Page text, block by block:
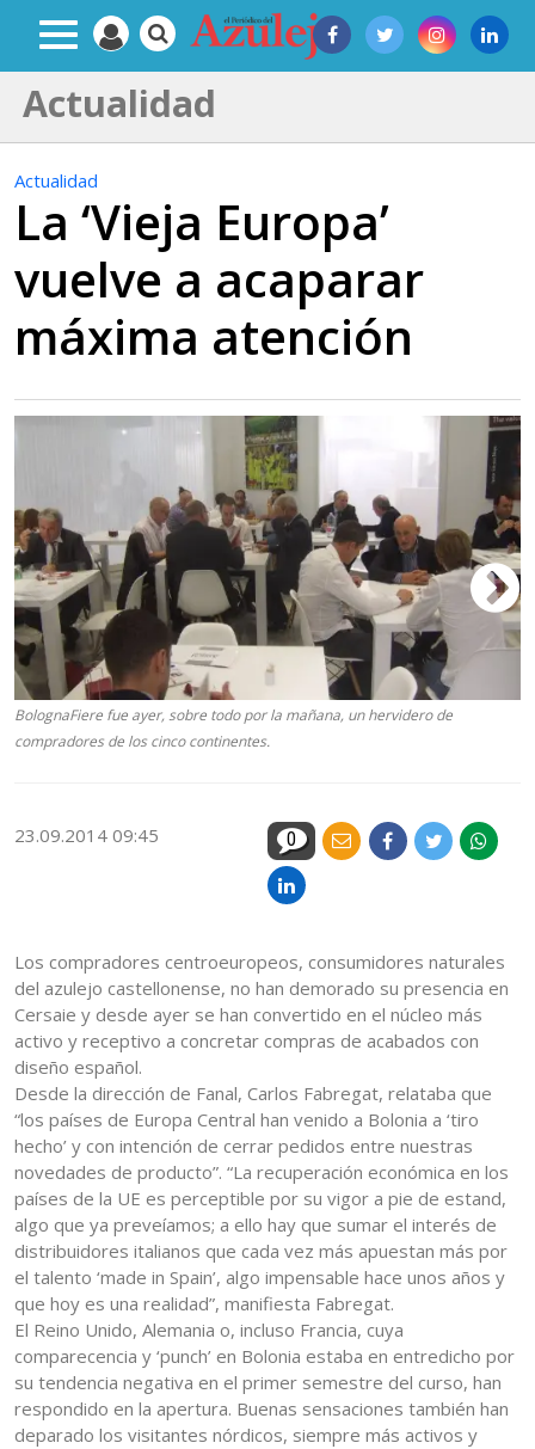
Actualidad
Actualidad
La ‘Vieja Europa’
vuelve a acaparar
máxima atención
BolognaFiere fue ayer, sobre todo por la mañana, un hervidero de
compradores de los cinco continentes.
23.09.2014 09:45 0
Los compradores centroeuropeos, consumidores naturales
del azulejo castellonense, no han demorado su presencia en
Cersaie y desde ayer se han convertido en el núcleo más
activo y receptivo a concretar compras de acabados con
diseño español.
Desde la dirección de Fanal, Carlos Fabregat, relataba que
“los países de Europa Central han venido a Bolonia a ‘tiro
hecho’ y con intención de cerrar pedidos entre nuestras
novedades de producto”. “La recuperación económica en los
países de la UE es perceptible por su vigor a pie de estand,
algo que ya preveíamos; a ello hay que sumar el interés de
distribuidores italianos que cada vez más apuestan más por
el talento ‘made in Spain’, algo impensable hace unos años y
que hoy es una realidad”, manifiesta Fabregat.
El Reino Unido, Alemania o, incluso Francia, cuya
comparecencia y ‘punch’ en Bolonia estaba en entredicho por
su tendencia negativa en el primer semestre del curso, han
respondido en la apertura. Buenas sensaciones también han
deparado los visitantes nórdicos, siempre más activos y